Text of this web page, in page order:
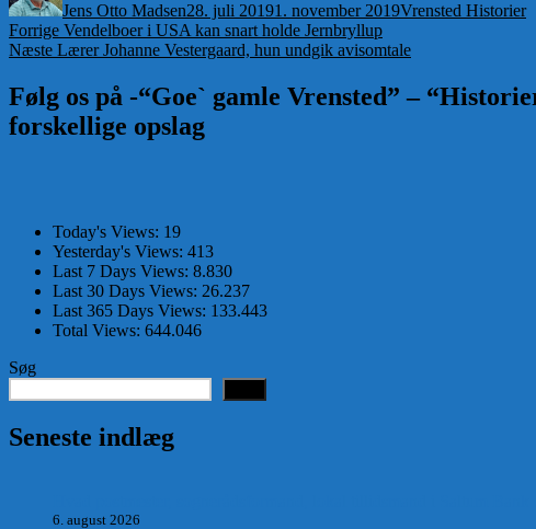
Jens Otto Madsen28. juli 20191. november 2019Vrensted Historier
Indlægsnavigation
Forrige Forrige
indlæg:
Vendelboer i USA kan snart holde Jernbryllup
Næste Næste
Lærer Johanne Vestergaard, hun undgik avisomtale
Følg os på -“Goe` gamle Vrensted” –
forskellige opslag
Today's Views: 19
Yesterday's Views: 413
Last 7 Days Views: 8.830
Last 30 Days Views: 26.237
Last 365 Days Views: 133.443
Total Views: 644.046
Søg
Seneste indlæg
6. august 2026